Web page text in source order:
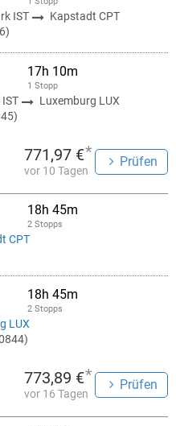
IST
Kapstadt CPT
17h 10m
1 Stopp
Luxemburg LUX
771,97 €*
vor 10 Tagen
Prüfen
18h 45m
2 Stopps
CPT
18h 45m
2 Stopps
LUX
773,89 €*
vor 16 Tagen
Prüfen